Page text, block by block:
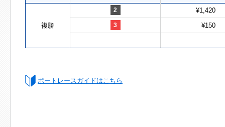
複勝
2 ¥1,420
3 ¥150
ボートレースガイドはこちら